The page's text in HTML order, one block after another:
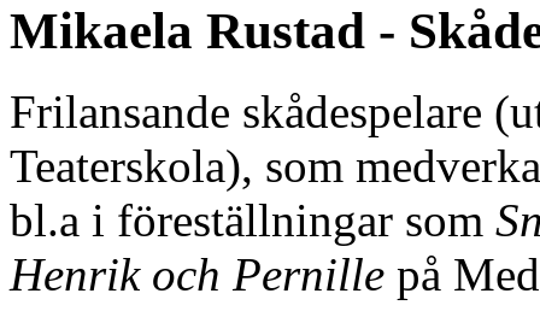
Mikaela Rustad -
Frilansande skådespelare
Teaterskola), som
bl.a i föreställningar som
Henrik och Pernille på